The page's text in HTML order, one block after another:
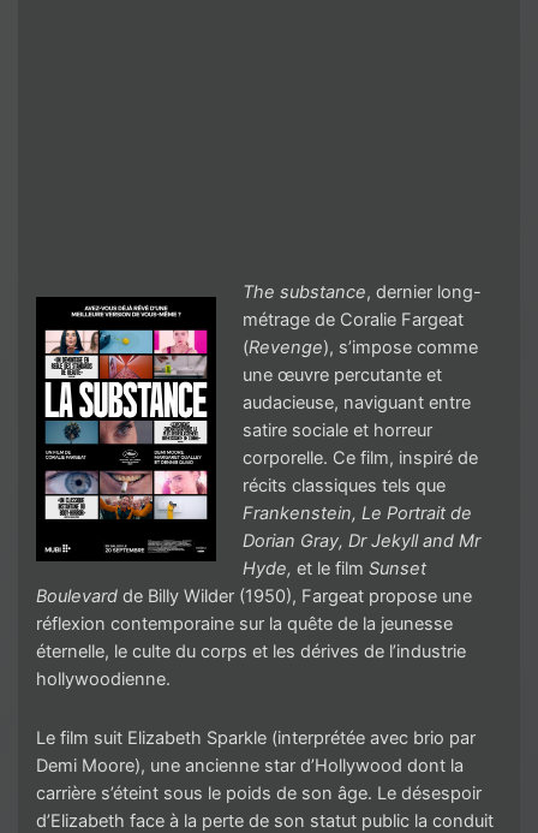
The substance, dernier long-
métrage de Coralie Fargeat
(Revenge), s’impose comme
une œuvre percutante et
audacieuse, naviguant entre
satire sociale et horreur
corporelle. Ce film, inspiré de
récits classiques tels que
Frankenstein, Le Portrait de
Dorian Gray, Dr Jekyll and Mr
Hyde, et le film Sunset
Boulevard de Billy Wilder (1950), Fargeat propose une
réflexion contemporaine sur la quête de la jeunesse
éternelle, le culte du corps et les dérives de l’industrie
hollywoodienne.
Le film suit Elizabeth Sparkle (interprétée avec brio par
Demi Moore), une ancienne star d’Hollywood dont la
carrière s’éteint sous le poids de son âge. Le désespoir
d’Elizabeth face à la perte de son statut public la conduit